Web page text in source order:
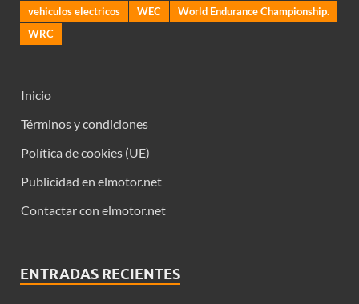
vehiculos electricos
WEC
World Endurance Championship.
WRC
Inicio
Términos y condiciones
Política de cookies (UE)
Publicidad en elmotor.net
Contactar con elmotor.net
ENTRADAS RECIENTES